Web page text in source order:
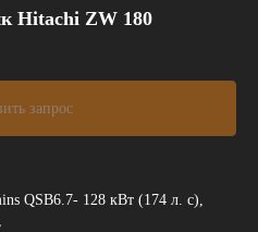
Hitachi ZW 180
запрос
QSB6.7- 128 кВт (174 л. с),